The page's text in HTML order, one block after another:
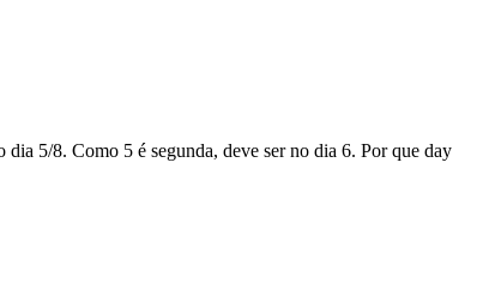
dia 5/8. Como 5 é segunda, deve ser no dia 6. Por que day